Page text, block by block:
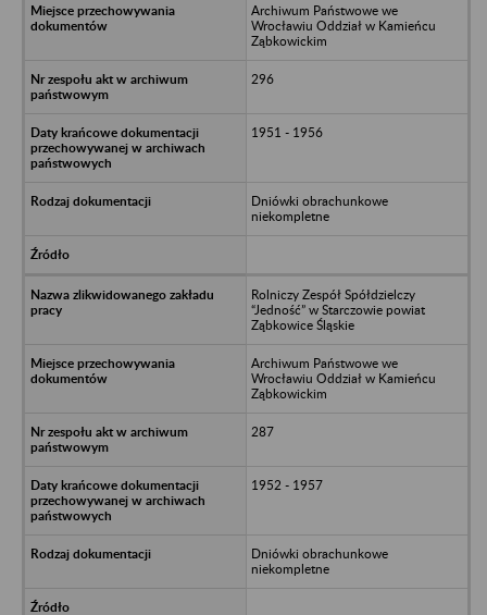
Archiwum Państwowe we
Wrocławiu Oddział w Kamieńcu
Ząbkowickim
296
1951 - 1956
Dniówki obrachunkowe
niekompletne
Rolniczy Zespół Spółdzielczy
“Jedność” w Starczowie powiat
Ząbkowice Śląskie
Archiwum Państwowe we
Wrocławiu Oddział w Kamieńcu
Ząbkowickim
287
1952 - 1957
Dniówki obrachunkowe
niekompletne